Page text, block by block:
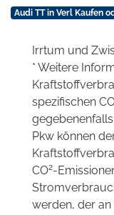
Audi TT in Verl Kaufen
Irrtum und
* Weitere
spezifischen
Pkw können
CO2-
werden, der